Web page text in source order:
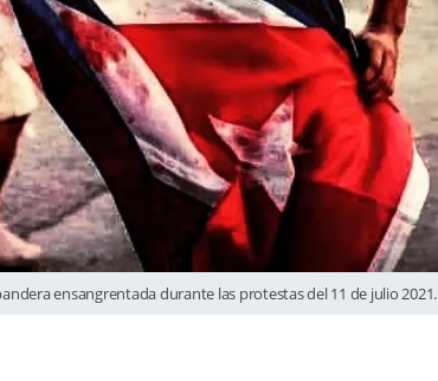
ensangrentada durante las protestas del 11 de julio 2021.